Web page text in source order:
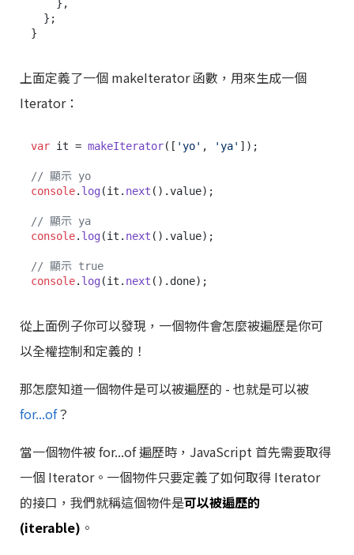
上面定義了一個 makeIterator 函數，用來生成一個
Iterator：
var it = makeIterator([ 'yo' , 'ya' ]);
// 顯示 yo
console. log(it. next ().value);
// 顯示 ya
console. log(it. next ().value);
// 顯示 true
console. log(it. next (). done
從上面例子你可以發現，一個物件會怎麼被遍歷是你可
以全權控制和定義的！
那怎麼知道一個物件是可以被遍歷的 - 也就是可以被
for...of？
當一個物件被 for...of 遍歷時，JavaScript 首先需要取得
一個 Iterator。一個物件只要定義了如何取得 Iterator
的接口，我們就稱這個物件是可以被遍歷的
(iterable) 。